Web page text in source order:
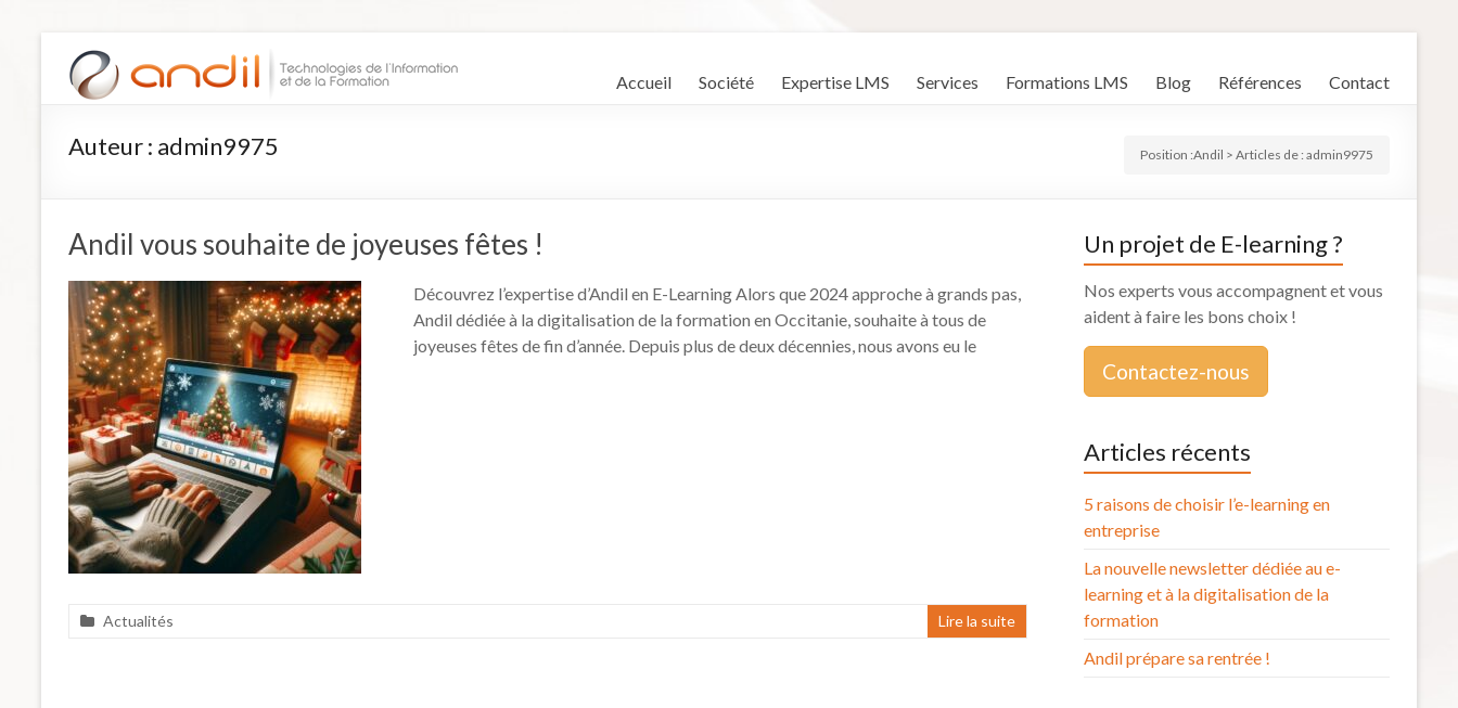
Accueil Société Expertise LMS Services Formations LMS Blog Références Contact
Auteur : admin9975 Position :Andil > Articles de : admin9975
Andil vous souhaite de joyeuses fêtes !
Découvrez l’expertise d’Andil en E-Learning Alors que 2024 approche à grands pas,
Andil dédiée à la digitalisation de la formation en Occitanie, souhaite à tous de
joyeuses fêtes de fin d’année. Depuis plus de deux décennies, nous avons eu le
Actualités Lire la suite
Un projet de E-learning ?
Nos experts vous accompagnent et vous
aident à faire les bons choix !
Contactez-nous
Articles récents
5 raisons de choisir l’e-learning en
entreprise
La nouvelle newsletter dédiée au e-
learning et à la digitalisation de la
formation
Andil prépare sa rentrée !